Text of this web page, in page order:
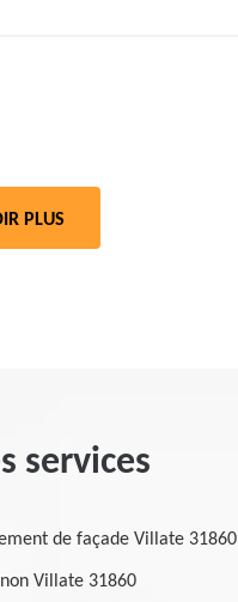
PLUS
services
de façade Villate 31860
Villate 31860